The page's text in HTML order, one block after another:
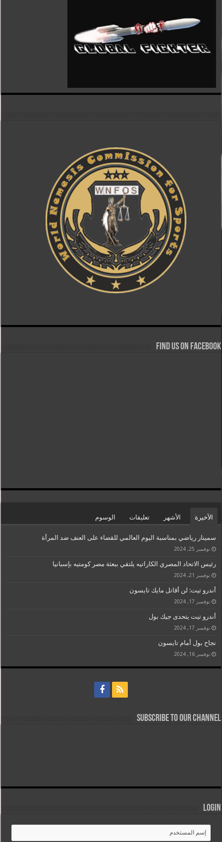
Find us on Facebook
الأخيرة الأشهر تعليقات الوسوم
سمينار رياضي بمناسبة اليوم العالمي للقضاء على العنف ضد المرأة
نوفمبر 25, 2024
رئيس الاتحاد المصري الكاراتيه يلتقي ببعثة مصر كومتيه بإسبانيا
نوفمبر 21, 2024
أندرو تيت: لن أقاتل مايك تايسون
نوفمبر 17, 2024
أندرو تيت يتحدى جيك بول
نوفمبر 17, 2024
نجاح بول أمام تايسون
نوفمبر 16, 2024
Subscribe to our Channel
Login